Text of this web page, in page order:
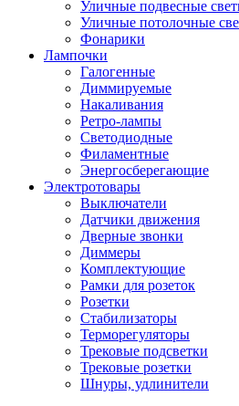
Уличные подвесные
Уличные потолочные
Фонарики
Лампочки
Галогенные
Диммируемые
Накаливания
Ретро-лампы
Светодиодные
Филаментные
Энергосберегающие
Электротовары
Выключатели
Датчики движения
Дверные звонки
Диммеры
Комплектующие
Рамки для розеток
Розетки
Стабилизаторы
Терморегуляторы
Трековые подсветки
Трековые розетки
Шнуры, удлинители